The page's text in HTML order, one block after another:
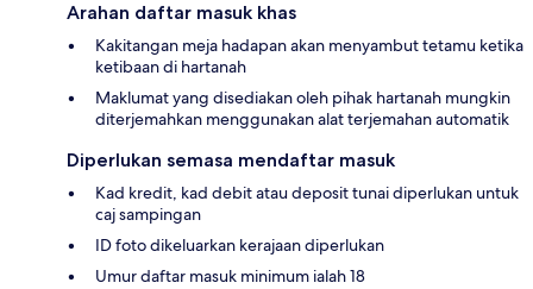
Arahan daftar masuk khas
Kakitangan meja hadapan akan menyambut tetamu ketika
ketibaan di hartanah
Maklumat yang disediakan oleh pihak hartanah mungkin
diterjemahkan menggunakan alat terjemahan automatik
Diperlukan semasa mendaftar masuk
Kad kredit, kad debit atau deposit tunai diperlukan untuk
caj sampingan
ID foto dikeluarkan kerajaan diperlukan
Umur daftar masuk minimum ialah 18